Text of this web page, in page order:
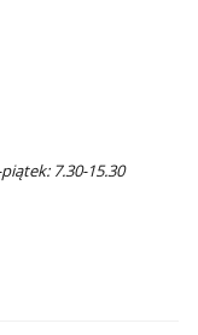
7.30-15.30